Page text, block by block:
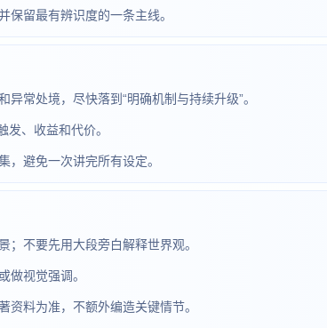
留最有辨识度的一条主线。
常处境，尽快落到“明确机制与持续升级”。
、收益和代价。
避免一次讲完所有设定。
不要先用大段旁白解释世界观。
做视觉强调。
料为准，不额外编造关键情节。